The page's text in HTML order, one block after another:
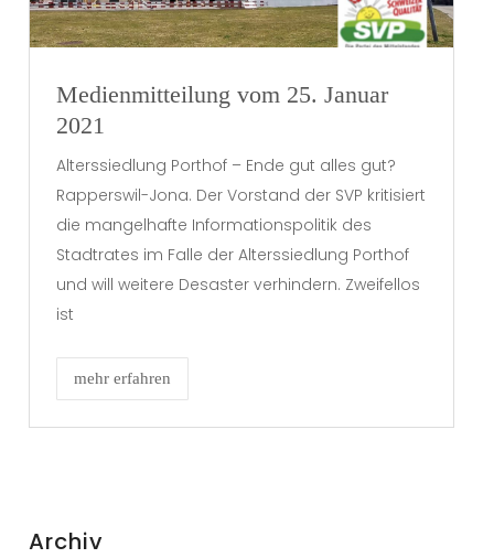
Medienmitteilung vom 25. Januar
2021
Alterssiedlung Porthof – Ende gut alles gut?
Rapperswil-Jona. Der Vorstand der SVP kritisiert
die mangelhafte Informationspolitik des
Stadtrates im Falle der Alterssiedlung Porthof
und will weitere Desaster verhindern. Zweifellos
ist
mehr erfahren
Archiv